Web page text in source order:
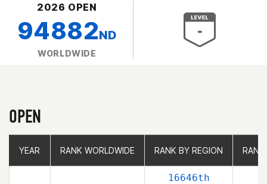
2026 OPEN
94882ND
WORLDWIDE
OPEN
YEAR RANK WORLDWIDE RANK BY REGION
16646th
YEAR RANK WORLDWIDE RANK BY REGION